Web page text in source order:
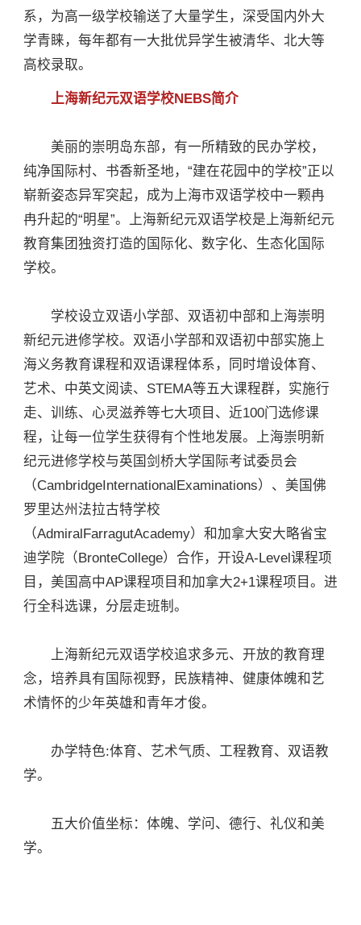
系，为高一级学校输送了大量学生，深受国内外大
学青睐，每年都有一大批优异学生被清华、北大等
高校录取。
上海新纪元双语学校NEBS简介
美丽的崇明岛东部，有一所精致的民办学校，
纯净国际村、书香新圣地，“建在花园中的学校”正以
崭新姿态异军突起，成为上海市双语学校中一颗冉
冉升起的“明星”。上海新纪元双语学校是上海新纪元
教育集团独资打造的国际化、数字化、生态化国际
学校。
学校设立双语小学部、双语初中部和上海崇明
新纪元进修学校。双语小学部和双语初中部实施上
海义务教育课程和双语课程体系，同时增设体育、
艺术、中英文阅读、STEMA等五大课程群，实施行
走、训练、心灵滋养等七大项目、近100门选修课
程，让每一位学生获得有个性地发展。上海崇明新
纪元进修学校与英国剑桥大学国际考试委员会
（CambridgeInternationalExaminations）、美国佛
罗里达州法拉古特学校
（AdmiralFarragutAcademy）和加拿大安大略省宝
迪学院（BronteCollege）合作，开设A-Level课程项
目，美国高中AP课程项目和加拿大2+1课程项目。进
行全科选课，分层走班制。
上海新纪元双语学校追求多元、开放的教育理
念，培养具有国际视野，民族精神、健康体魄和艺
术情怀的少年英雄和青年才俊。
办学特色:体育、艺术气质、工程教育、双语教
学。
五大价值坐标：体魄、学问、德行、礼仪和美
学。